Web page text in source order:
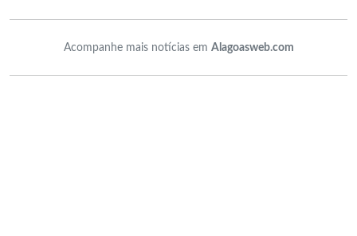
Acompanhe mais notícias em Alagoasweb.com